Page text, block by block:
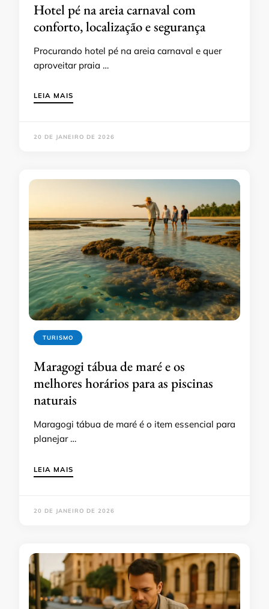
Hotel pé na areia carnaval com
conforto, localização e segurança
Procurando hotel pé na areia carnaval e quer
aproveitar praia …
LEIA MAIS
20 DE JANEIRO DE 2026
TURISMO
Maragogi tábua de maré e os
melhores horários para as piscinas
naturais
Maragogi tábua de maré é o item essencial para
planejar …
LEIA MAIS
20 DE JANEIRO DE 2026